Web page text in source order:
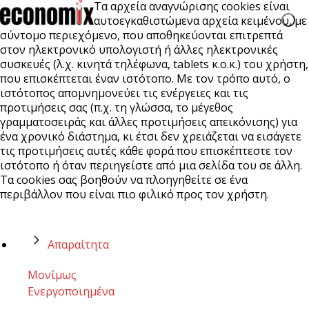
Τα αρχεία αναγνώρισης cookies είναι
αυτοεγκαθιστώμενα αρχεία κειμένου, με
σύντομο περιεχόμενο, που αποθηκεύονται επιτρεπτά
στον ηλεκτρονικό υπολογιστή ή άλλες ηλεκτρονικές
συσκευές (λ.χ. κινητά τηλέφωνα, tablets κ.ο.κ.) του χρήστη,
που επισκέπτεται έναν ιστότοπο. Με τον τρόπο αυτό, ο
ιστότοπος απομνημονεύει τις ενέργειες και τις
προτιμήσεις σας (π.χ. τη γλώσσα, το μέγεθος
γραμματοσειράς και άλλες προτιμήσεις απεικόνισης) για
ένα χρονικό διάστημα, κι έτσι δεν χρειάζεται να εισάγετε
τις προτιμήσεις αυτές κάθε φορά που επισκέπτεστε τον
ιστότοπο ή όταν περιηγείστε από μια σελίδα του σε άλλη.
Τα cookies σας βοηθούν να πλοηγηθείτε σε ένα
περιβάλλον που είναι πιο φιλικό προς τον χρήστη.
Απαραίτητα
Μονίμως
Ενεργοποιημένα